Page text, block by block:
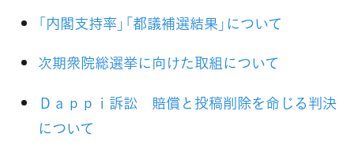
「内閣支持率」「都議補選結果」について
次期衆院総選挙に向けた取組について
Ｄａｐｐｉ訴訟 賠償と投稿削除を命じる判決
について